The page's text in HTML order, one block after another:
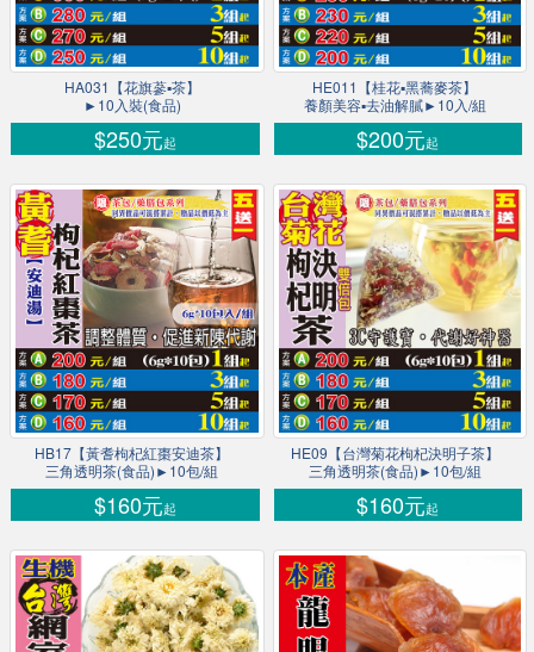
HA031【花旗蔘▪茶】
►10入裝(食品)
$250元起
HE011【桂花▪黑蕎麥茶】
養顏美容▪去油解膩►10入/組
$200元起
HB17【黃耆枸杞紅棗安迪茶】
三角透明茶(食品)►10包/組
$160元起
HE09【台灣菊花枸杞決明子茶】
三角透明茶(食品)►10包/組
$160元起